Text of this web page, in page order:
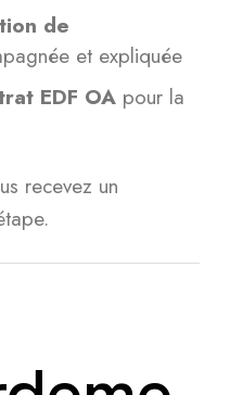
de
et expliquée
EDF OA pour la
recevez un